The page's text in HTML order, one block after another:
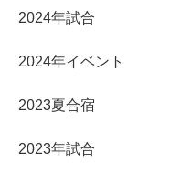
2024年試合
2024年イベント
2023夏合宿
2023年試合